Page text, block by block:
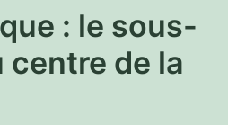
: le sous-
de la